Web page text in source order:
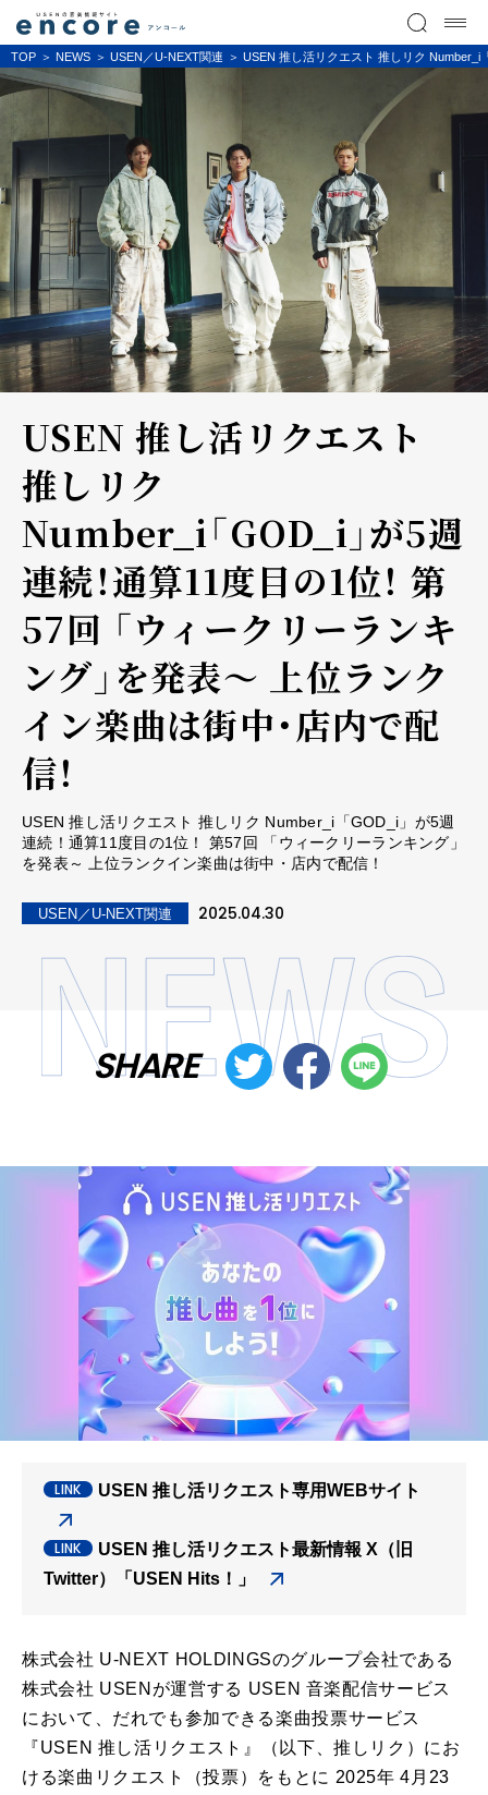
TOP NEWS USEN／U-NEXT関連 USEN 推し活リクエスト 推しリク
USEN 推し活リクエスト
推しリク
Number_i「GOD_i」が5週
連続！通算11度目の1位！ 第
57回 「ウィークリーランキ
ング」を発表～ 上位ランク
イン楽曲は街中・店内で配
信！
USEN 推し活リクエスト 推しリク Number_i「GOD_i」が5週
連続！通算11度目の1位！ 第57回 「ウィークリーランキング」
を発表～ 上位ランクイン楽曲は街中・店内で配信！
USEN／U-NEXT関連 2025.04.30
SHARE
USEN 推し活リクエスト専用WEBサイト
USEN 推し活リクエスト最新情報 X（旧
Twitter）「USEN Hits！」
株式会社 U-NEXT HOLDINGSのグループ会社である
株式会社 USENが運営する USEN 音楽配信サービス
において、だれでも参加できる楽曲投票サービス
『USEN 推し活リクエスト』（以下、推しリク）にお
ける楽曲リクエスト（投票）をもとに 2025年 4月23